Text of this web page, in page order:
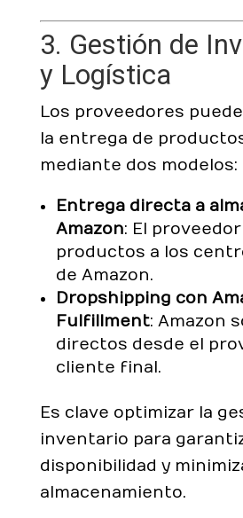
3. Gestión de
y Logística
Los proveedores
la entrega de
mediante dos modelos:
Entrega directa a
Amazon: El
productos a los
de Amazon.
Dropshipping con
Fulfillment: Amazon
directos desde el
cliente final.
Es clave optimizar la
inventario para
disponibilidad y
almacenamiento.